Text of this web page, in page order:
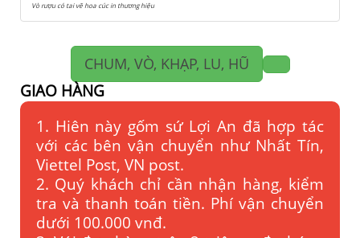
Vò rượu có tai vẽ hoa cúc in thương hiệu
CHUM, VÒ, KHẠP, LU, HŨ
GIAO HÀNG
1. Hiên này gốm sứ Lợi An đã hợp tác
với các bên vận chuyển như Nhất Tín,
Viettel Post, VN post.
2. Quý khách chỉ cần nhận hàng, kiểm
tra và thanh toán tiền. Phí vận chuyển
dưới 100.000 vnđ.